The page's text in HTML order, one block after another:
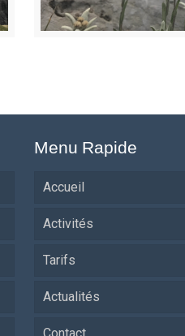
Menu Rapide
Accueil
Activités
Tarifs
Actualités